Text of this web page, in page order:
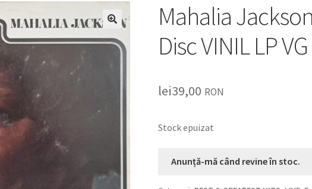
🔍
Mahalia
Disc VINIL LP VG
lei39,00 RON
Stock epuizat